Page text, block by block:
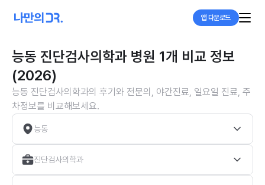
앱 다운로드
능동 진단검사의학과 병원 1개 비교 정보
(2026)
능동 진단검사의학과의 후기와 전문의, 야간진료, 일요일 진료, 주
차정보를 비교해보세요.
능동
진단검사의학과